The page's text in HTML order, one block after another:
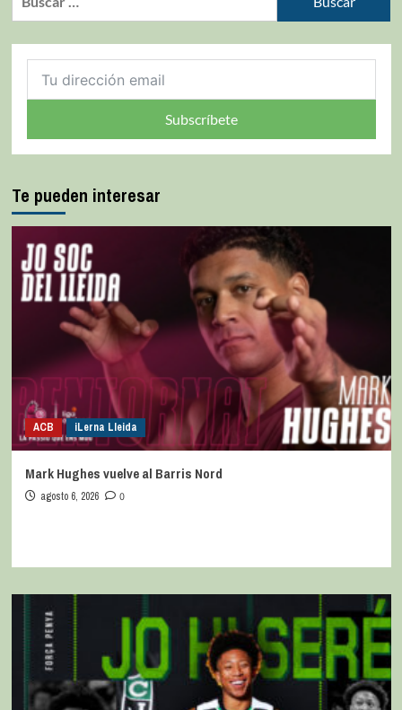
Subscríbete
Te pueden interesar
ACB iLerna Lleida
Mark Hughes vuelve al Barris Nord
agosto 6, 2026 0